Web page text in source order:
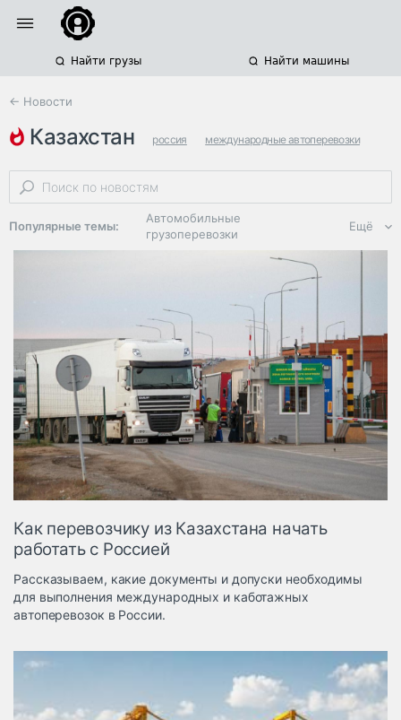
Найти грузы Найти машины
← Новости
казахстан россия международные автоперевозки
очереди на границе
Популярные темы:
Автомобильные
грузоперевозки
ЭДО, ИТ в
логистике
Дороги,
инфраструктура
Логистика, грузы
Негабаритные и
опасные грузы
Безопасность и
страхование
Таможня и ВЭД
грузовые
терминалы
Коммерческий
Автосервис,
Ещё
Как перевозчику из Казахстана начать
работать с Россией
Рассказываем, какие документы и допуски необходимы
для выполнения международных и каботажных
автоперевозок в России.